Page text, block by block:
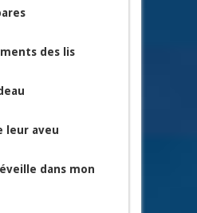
des lis
leur aveu
dans mon